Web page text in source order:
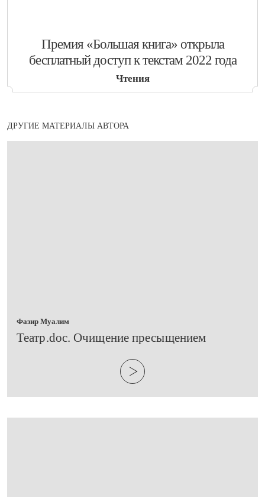
​Премия «Большая книга» открыла
бесплатный доступ к текстам 2022 года
Чтения
ДРУГИЕ МАТЕРИАЛЫ АВТОРА
Фазир Муалим
​Театр.doc. Очищение пресыщением